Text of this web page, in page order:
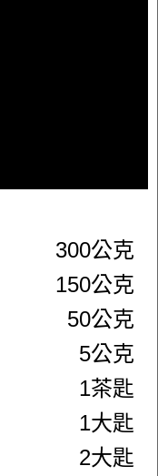
300公克
150公克
50公克
5公克
1茶匙
1大匙
2大匙